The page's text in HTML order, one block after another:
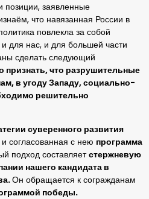
заявленные
что навязанная России в
повлекла за собой
для нас, и для большей части
сделать следующий
признать, что разрушительные
в угоду Западу, социально-
решительно
суверенного развития
согласованная с нею программа
подход составляетстержневую
нашего кандидата в
Он обращается к согражданам
победы.